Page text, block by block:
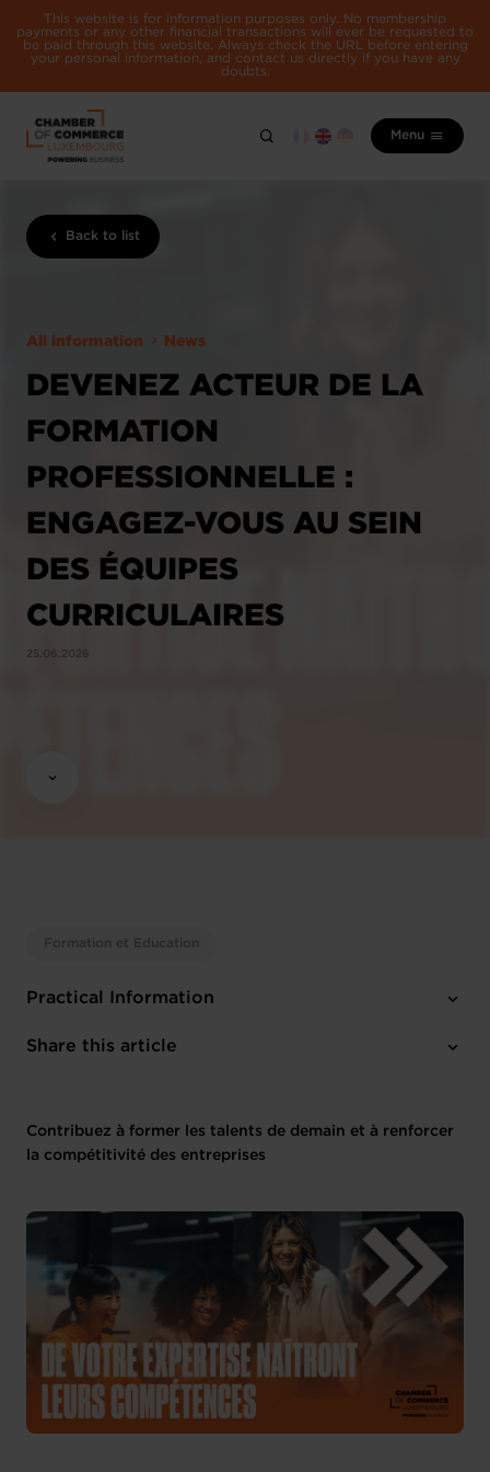
This website is for information purposes only. No membership
payments or any other financial transactions will ever be requested to
be paid through this website. Always check the URL before entering
your personal information, and contact us directly if you have any
doubts.
Menu
Back to list
All information News
DEVENEZ ACTEUR DE LA
FORMATION
PROFESSIONNELLE :
ENGAGEZ-VOUS AU SEIN
DES ÉQUIPES
CURRICULAIRES
25.06.2026
Formation et Education
Practical Information
1 attachment
Share this article
Contribuez à former les talents de demain et à renforcer
la compétitivité des entreprises